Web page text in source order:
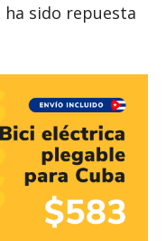
ha sido repuesta